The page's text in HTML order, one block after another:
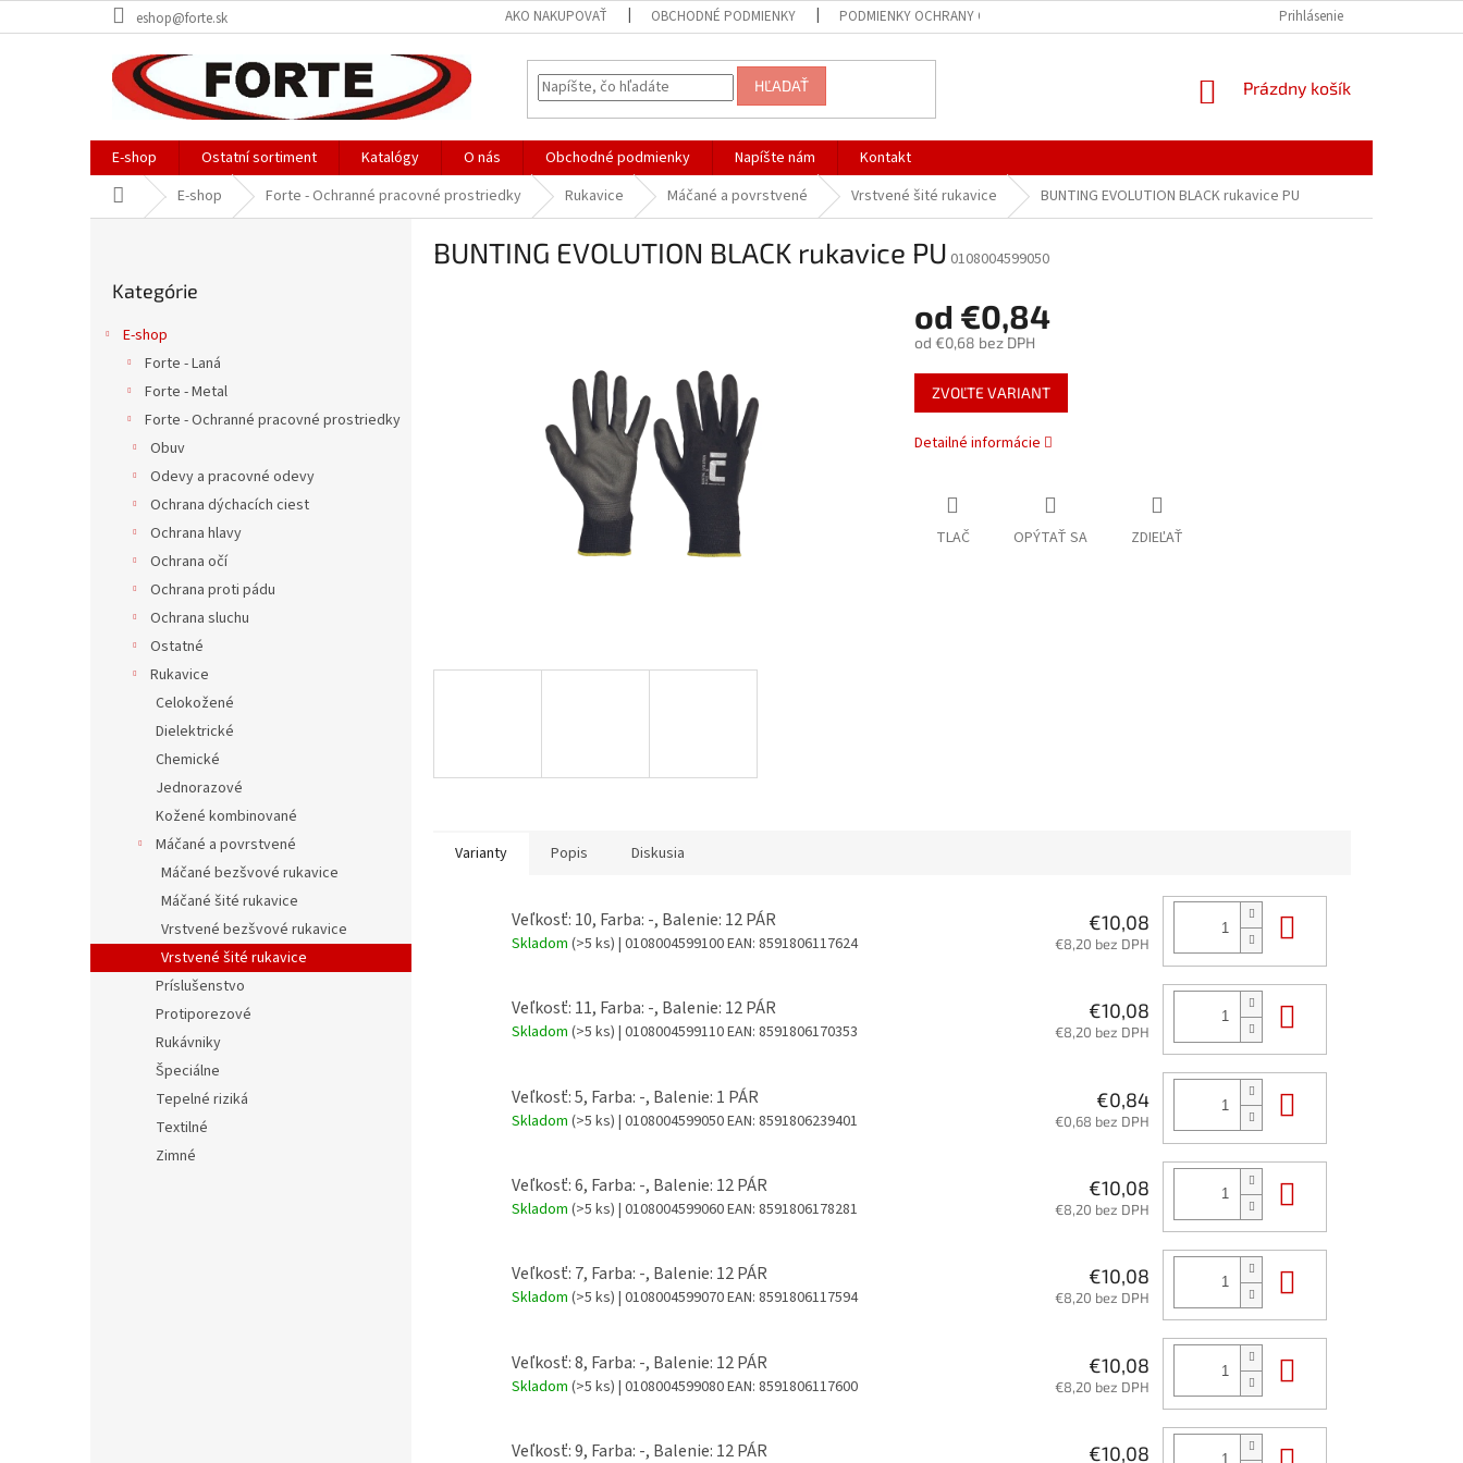
na
eshop@forte.sk AKO NAKUPOVAŤ OBCHODNÉ PODMIENKY PODMIENKY OCHRANY OSOBNÝCH ÚDAJOV Prihlásenie
HĽADAŤ
NÁKUPNÝ
Prázdny košík
E-shop Ostatní sortiment Katalógy O nás Obchodné podmienky Napíšte nám
Kontakt
DomovE-shop Forte - Ochranné pracovné prostriedky Rukavice Máčané a povrstvené Vrstvené šité rukavice BUNTING EVOLUTION BLACK rukavice PU
kategórie
Kategórie
E-shop
Forte - Laná
Forte - Metal
Forte - Ochranné pracovné prostriedky
Obuv
Odevy a pracovné odevy
Ochrana dýchacích ciest
Ochrana hlavy
Ochrana očí
Ochrana proti pádu
Ochrana sluchu
Ostatné
Rukavice
Celokožené
Dielektrické
Chemické
Jednorazové
Kožené kombinované
Máčané a povrstvené
Máčané bezšvové rukavice
Máčané šité rukavice
Vrstvené bezšvové rukavice
Vrstvené šité rukavice
Príslušenstvo
Protiporezové
Rukávniky
Špeciálne
Tepelné riziká
Textilné
Zimné
BUNTING EVOLUTION BLACK rukavice PU 0108004599050
od €0,84
od €0,68 bez DPH
Jednotková
cena:
ZVOĽTE VARIANT
Detailné informácie
TLAČ OPÝTAŤ SA ZDIEĽAŤ
Varianty Popis Diskusia
Veľkosť: 10, Farba: -, Balenie: 12 PÁR
Skladom (>5 ks) | 0108004599100EAN: 8591806117624
€10,08
€8,20 bez DPH
Veľkosť: 11, Farba: -, Balenie: 12 PÁR
Skladom (>5 ks) | 0108004599110EAN: 8591806170353
€10,08
€8,20 bez DPH
Veľkosť: 5, Farba: -, Balenie: 1 PÁR
Skladom (>5 ks) | 0108004599050EAN: 8591806239401
€0,84
€0,68 bez DPH
Veľkosť: 6, Farba: -, Balenie: 12 PÁR
Skladom (>5 ks) | 0108004599060EAN: 8591806178281
€10,08
€8,20 bez DPH
Veľkosť: 7, Farba: -, Balenie: 12 PÁR
Skladom (>5 ks) | 0108004599070EAN: 8591806117594
€10,08
€8,20 bez DPH
Veľkosť: 8, Farba: -, Balenie: 12 PÁR
Skladom (>5 ks) | 0108004599080EAN: 8591806117600
€10,08
€8,20 bez DPH
Veľkosť: 9, Farba: -, Balenie: 12 PÁR €10,08